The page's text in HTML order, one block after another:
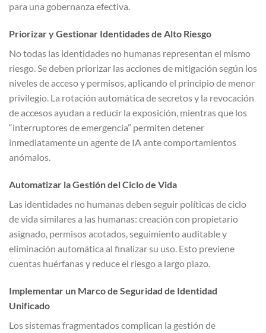
para una gobernanza efectiva.
Priorizar y Gestionar Identidades de Alto Riesgo
No todas las identidades no humanas representan el mismo
riesgo. Se deben priorizar las acciones de mitigación según los
niveles de acceso y permisos, aplicando el principio de menor
privilegio. La rotación automática de secretos y la revocación
de accesos ayudan a reducir la exposición, mientras que los
“interruptores de emergencia” permiten detener
inmediatamente un agente de IA ante comportamientos
anómalos.
Automatizar la Gestión del Ciclo de Vida
Las identidades no humanas deben seguir políticas de ciclo
de vida similares a las humanas: creación con propietario
asignado, permisos acotados, seguimiento auditable y
eliminación automática al finalizar su uso. Esto previene
cuentas huérfanas y reduce el riesgo a largo plazo.
Implementar un Marco de Seguridad de Identidad
Unificado
Los sistemas fragmentados complican la gestión de